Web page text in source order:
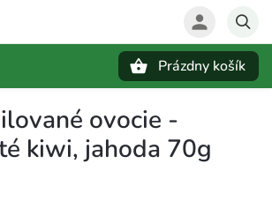
Prázdny košík
ovocie -
kiwi, jahoda 70g